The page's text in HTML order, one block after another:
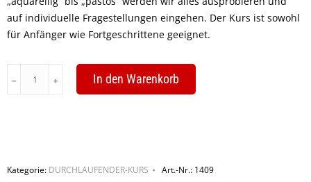
auf individuelle Fragestellungen eingehen. Der Kurs ist sowohl
für Anfänger wie Fortgeschrittene geeignet.
quantity
In den Warenkorb
Kategorie: DURCHLAUFENDER-KURS Art.-Nr.: 1409